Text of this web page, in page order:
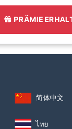
PRÄMIE
简体中文
ไทย